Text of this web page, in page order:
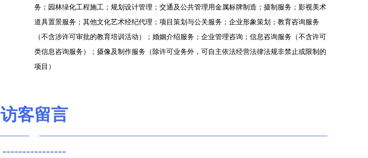
务；园林绿化工程施工；规划设计管理；交通及公共管理用金属标牌制造；摄制服务；影视美术
道具置景服务；其他文化艺术经纪代理；项目策划与公关服务；企业形象策划；教育咨询服务
（不含涉许可审批的教育培训活动）；婚姻介绍服务；企业管理咨询；信息咨询服务（不含许可
类信息咨询服务）；摄像及制作服务（除许可业务外，可自主依法经营法律法规非禁止或限制的
项目）
访客留言
----------------